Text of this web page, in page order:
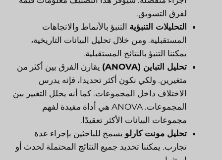
لفرق التسويق.
التحليلات التنبؤية التنبؤ بالأنماط والاتجاهات
المستقبلية. ومن خلال تحليل البيانات التاريخية،
يمكننا التنبؤ بالنتائج المستقبلية.
تحليل التباين (ANOVA)
يقارن الفرق بين أكثر من
متغيرين. ولكي نكون أكثر تحديدا، فإنه يدرس
الاختلاف داخل المجموعات. كما أنه يحلل التغيير بين
المجموعات. ANOVA هي أداة مفيدة لفهم
مجموعات البيانات الأكثر تعقيدًا.
تحليل مونت كارلو يسمح للباحثين بإجراء عدة
تجارب. يمكننا تحديد جميع النتائج المحتملة لحدث أو